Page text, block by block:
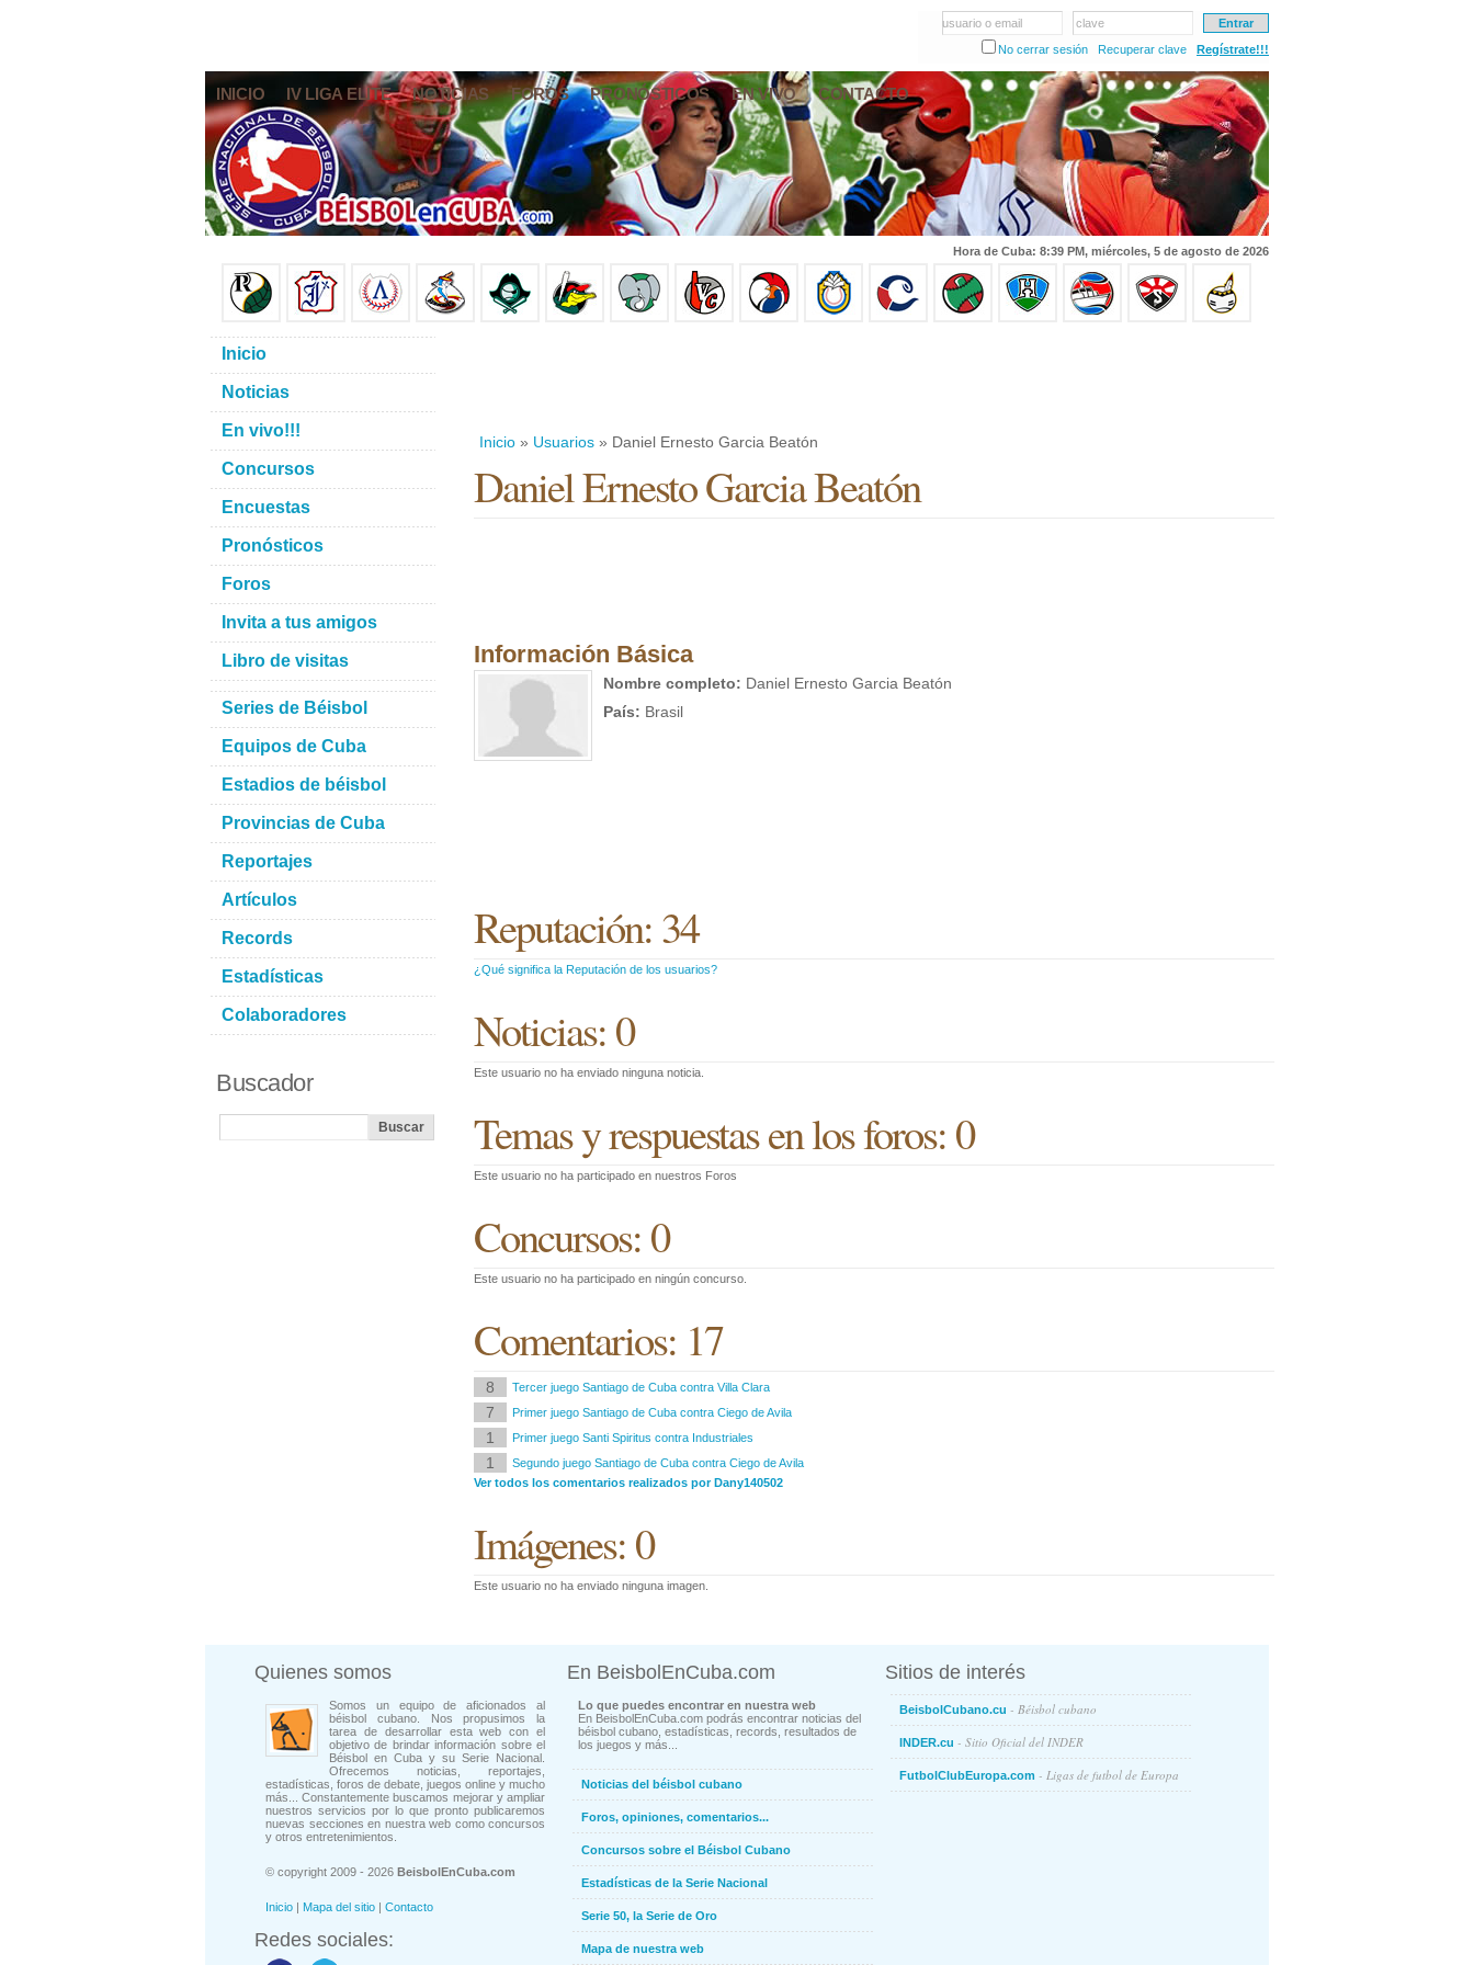
usuario o email
clave
No cerrar sesión
Recuperar clave Regístrate!!!
INICIO IV LIGA ELITE NOTICIAS FOROS PRONÓSTICOS EN VIVO CONTACTO
Hora de Cuba: 8:39 PM, miércoles, 5 de agosto de 2026
Inicio » Usuarios » Daniel Ernesto Garcia Beatón
Daniel Ernesto Garcia Beatón
Información Básica
Nombre completo: Daniel Ernesto Garcia Beatón
País: Brasil
Reputación: 34
¿Qué significa la Reputación de los usuarios?
Noticias: 0
Este usuario no ha enviado ninguna noticia.
Temas y respuestas en los foros: 0
Este usuario no ha participado en nuestros Foros
Concursos: 0
Este usuario no ha participado en ningún concurso.
Comentarios: 17
8 Tercer juego Santiago de Cuba contra Villa Clara
7 Primer juego Santiago de Cuba contra Ciego de Avila
1 Primer juego Santi Spiritus contra Industriales
1
Segundo juego Santiago de Cuba contra Ciego de Avila
Ver todos los comentarios realizados por Dany140502
Imágenes: 0
Este usuario no ha enviado ninguna imagen.
Inicio
Noticias
En vivo!!!
Concursos
Encuestas
Pronósticos
Foros
Invita a tus amigos
Libro de visitas
Series de Béisbol
Equipos de Cuba
Estadios de béisbol
Provincias de Cuba
Reportajes
Artículos
Records
Estadísticas
Colaboradores
Buscador
Quienes somos
Somos un equipo de aficionados al
béisbol cubano. Nos propusimos la
tarea de desarrollar esta web con el
objetivo de brindar información sobre el
Béisbol en Cuba y su Serie Nacional.
Ofrecemos noticias, reportajes,
estadísticas, foros de debate, juegos online y mucho
más... Constantemente buscamos mejorar y ampliar
nuestros servicios por lo que pronto publicaremos
nuevas secciones en nuestra web como concursos
y otros entretenimientos.
© copyright 2009 - 2026 BeisbolEnCuba.com
Inicio | Mapa del sitio | Contacto
Redes sociales:
En BeisbolEnCuba.com
Lo que puedes encontrar en nuestra web
En BeisbolEnCuba.com podrás encontrar noticias del
béisbol cubano, estadísticas, records, resultados de
los juegos y más...
Noticias del béisbol cubano
Foros, opiniones, comentarios...
Concursos sobre el Béisbol Cubano
Estadísticas de la Serie Nacional
Serie 50, la Serie de Oro
Mapa de nuestra web
Sitios de interés
BeisbolCubano.cu - Béisbol cubano
INDER.cu - Sitio Oficial del INDER
FutbolClubEuropa.com - Ligas de futbol de Europa